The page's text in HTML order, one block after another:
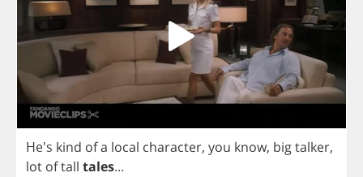
He's kind ofa local character, you know, bigtalker,
lot oftall tales...